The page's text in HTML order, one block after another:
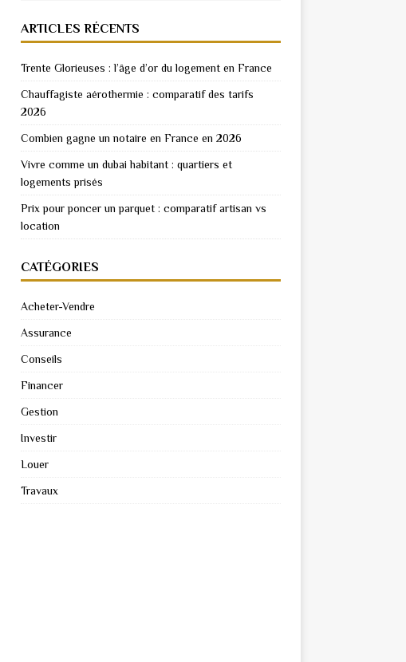
ARTICLES RÉCENTS
Trente Glorieuses : l’âge d’or du logement en France
Chauffagiste aérothermie : comparatif des tarifs
2026
Combien gagne un notaire en France en 2026
Vivre comme un dubai habitant : quartiers et
logements prisés
Prix pour poncer un parquet : comparatif artisan vs
location
CATÉGORIES
Acheter-Vendre
Assurance
Conseils
Financer
Gestion
Investir
Louer
Travaux